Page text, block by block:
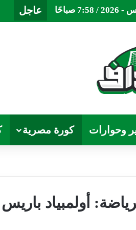
عاجل
وحوارات كورة مصرية
أولمبياد